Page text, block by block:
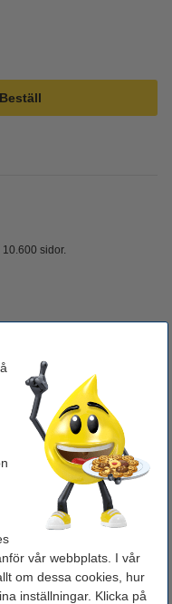
vår webbplats. I vår
om dessa cookies, hur
inställningar. Klicka på
Beställ
sidor.